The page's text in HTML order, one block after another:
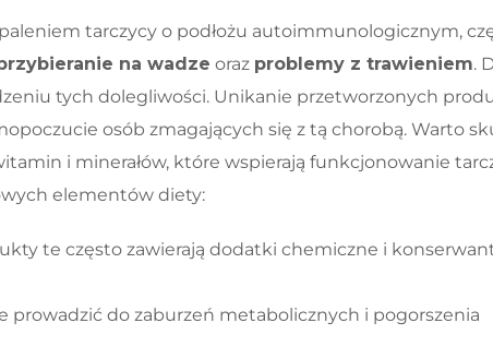
tarczycy o podłożu autoimmunologicznym,
na wadze oraz problemy z trawieniem.
tych dolegliwości. Unikanie przetworzonych
osób zmagających się z tą chorobą. Warto
i minerałów, które wspierają funkcjonowanie
elementów diety:
te często zawierają dodatki chemiczne i
prowadzić do zaburzeń metabolicznych i pogorszenia